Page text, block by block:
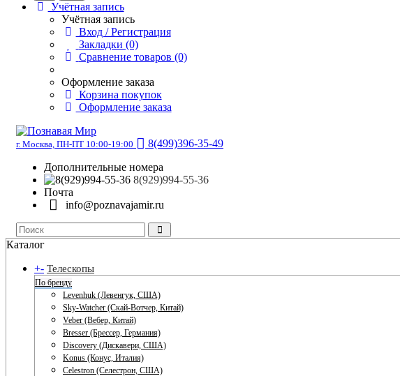
Учётная запись
Учётная запись
Вход / Регистрация
Закладки (0)
Сравнение товаров (0)
Оформление заказа
Корзина покупок
Оформление заказа
г. Москва, ПН-ПТ 10:00-19:00
8(499)396-35-49
Дополнительные номера
8(929)994-55-36
Почта
info@poznavajamir.ru
Каталог
+- Телескопы
По бренду
Levenhuk (Левенгук, США)
Sky-Watcher (Скай-Вотчер, Китай)
Veber (Вебер, Китай)
Bresser (Брессер, Германия)
Discovery (Дискавери, США)
Konus (Конус, Италия)
Celestron (Селестрон, США)